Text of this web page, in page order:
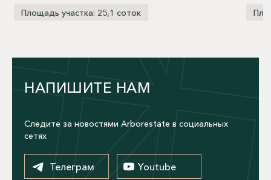
Площадь участка: 25,1 соток
НАПИШИТЕ НАМ
Следите за новостями Arborestate в социальных
сетях
Телеграм Youtube